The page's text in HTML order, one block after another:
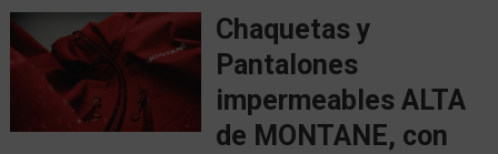
Chaquetas y
Pantalones
impermeables ALTA
de MONTANE, con